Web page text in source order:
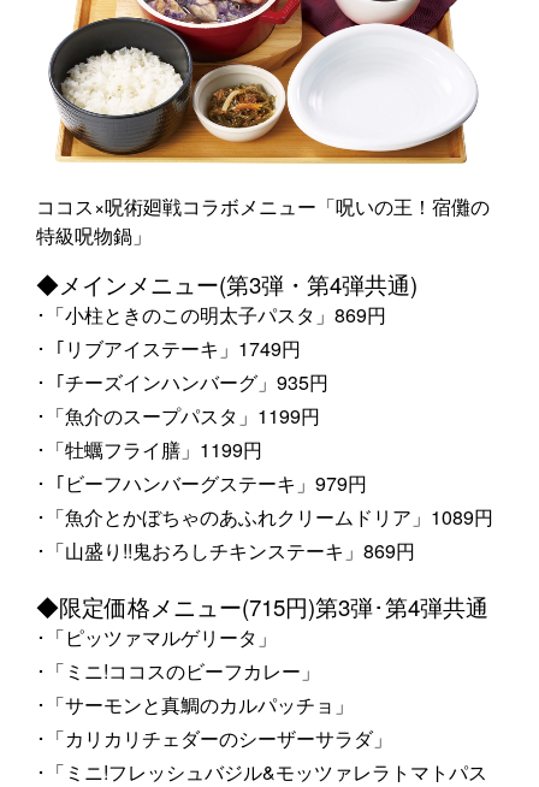
ココス×呪術廻戦コラボメニュー「呪いの王！宿儺の
特級呪物鍋」
◆メインメニュー(第3弾・第4弾共通)
･「小柱ときのこの明太子パスタ」869円
･「リブアイステーキ」1749円
･「チーズインハンバーグ」935円
･「魚介のスープパスタ」1199円
･「牡蠣フライ膳」1199円
･「ビーフハンバーグステーキ」979円
･「魚介とかぼちゃのあふれクリームドリア」1089円
･「山盛り!!鬼おろしチキンステーキ」869円
◆限定価格メニュー(715円)第3弾･第4弾共通
･「ピッツァマルゲリータ」
･「ミニ!ココスのビーフカレー」
･「サーモンと真鯛のカルパッチョ」
･「カリカリチェダーのシーザーサラダ」
･「ミニ!フレッシュバジル&モッツァレラトマトパス